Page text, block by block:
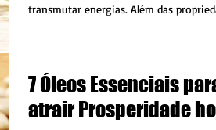
transmutar energias. Além das
7 Óleos Essenciais
atrair Prosperidade